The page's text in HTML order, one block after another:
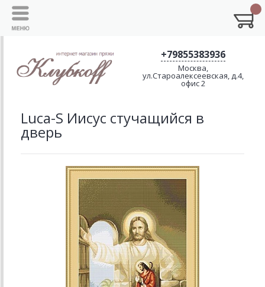
+79855383936
Москва,
ул.Староалексеевская, д.4,
офис 2
Luca-S Иисус стучащийся в
дверь